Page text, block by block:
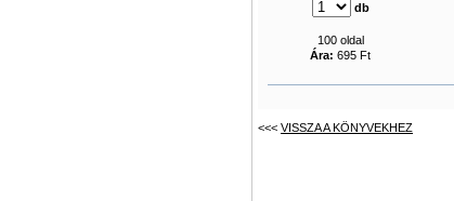
db
100 oldal
Ára: 695 Ft
<<< VISSZA A KÖNYVEKHEZ